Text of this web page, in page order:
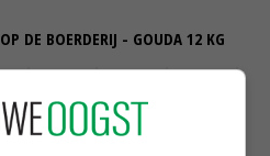
DE BOERDERIJ - GOUDA 12 KG